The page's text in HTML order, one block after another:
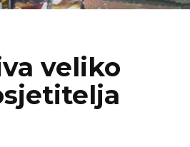
veliko